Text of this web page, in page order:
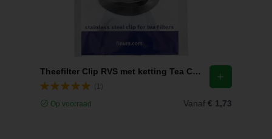
Theefilter Clip RVS met ketting Tea Click Finum
Op voorraad Vanaf € 1,73